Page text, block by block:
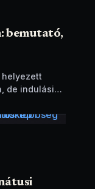
bemutató,
helyezett
de indulási